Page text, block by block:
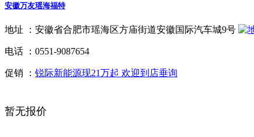
安徽万友瑶海福特
地址 ： 安徽省合肥市瑶海区方庙街道安徽国际汽车城9号
电话 ： 0551-9087654
促销 ： 锐际新能源现21万起 欢迎到店垂询
暂无报价